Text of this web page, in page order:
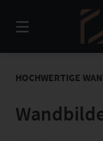
zum
Inhalt
HOCHWERTIGE